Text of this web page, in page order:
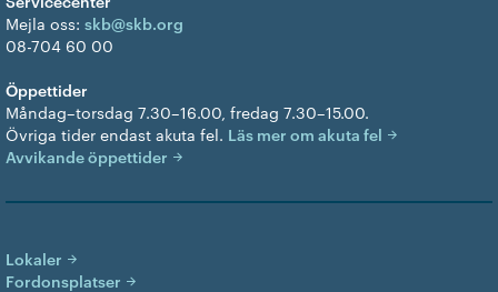
Mejla oss: skb@skb.org
08-704 60 00
Öppettider
Måndag–torsdag 7.30–16.00, fredag 7.30–15.00.
Övriga tider endast akuta fel. Läs mer om akuta fel
Avvikande öppettider
Lokaler
Fordonsplatser